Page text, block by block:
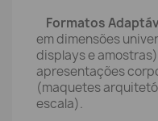
Formatos
em dimensões
displays e
apresentações
(maquetes
escala).